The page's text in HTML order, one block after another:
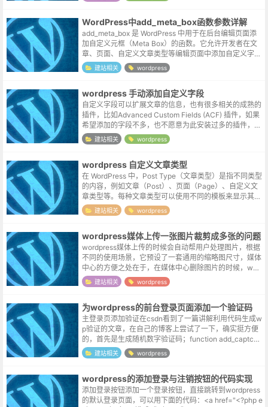
同的钩子，不过这里只...
WordPress中add_meta_box函数参数详解
add_meta_box 是 WordPress 中用于在后台编辑页面添
加自定义元框（Meta Box）的函数。它允许开发者在文
章、页面、自定义文章类型等编辑页面中添加自定义字段
或内容。以下是 add_meta_box 函数的参数及其...
建站相关 wordpress
wordpress 手动添加自定义字段
自定义字段可以扩展文章的信息，也有很多相关的成熟的
插件，比如Advanced Custom Fields (ACF) 插件，如果
希望添加的字段不多，也不愿意为此安装过多的插件，我
们也可以考虑手动来添加它。为post文章添加字段// 添...
建站相关 wordpress
wordpress 自定义文章类型
在 WordPress 中，Post Type（文章类型）是指不同类型
的内容，例如文章（Post）、页面（Page）、自定义文
章类型等。每种文章类型可以使用不同的模板来显示其内
容。以下是关于 WordPress 文章类型模板的基本信息...
建站相关 wordpress
wordpress媒体上传一张图片裁剪成多张的问题
wordpress媒体上传的时候会自动帮用户处理图片，根据
不同的使用场景，它预设了一套通用的缩略图尺寸，媒体
中心的方便之处在于，在媒体中心删除图片的时候，wor
dpress会贴心的把一整套缩略图一起删除掉。但非图片为
主的站点，其实并不...
建站相关 wordpress
为wordpress的前台登录页面添加一个验证码
主登录页添加验证在csdn看到了一篇讲解利用代码生成w
p验证的文章，在自己的博客上尝试了一下，确实挺方便
的，首先是生成随机数字验证码；function add_captcha
_to_login_form() { $num1 =...
建站相关 wordpress
wordpress的添加登录与注销按钮的代码实现
添加登录按钮添加一个登录按钮，直接跳转到wordpress
的默认登录页面，可以用下面的代码：<a href="<?php e